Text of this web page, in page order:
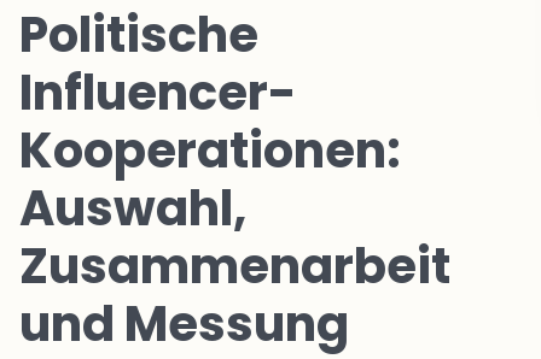
Politische
Influencer-
Kooperationen:
Auswahl,
Zusammenarbeit
und Messung